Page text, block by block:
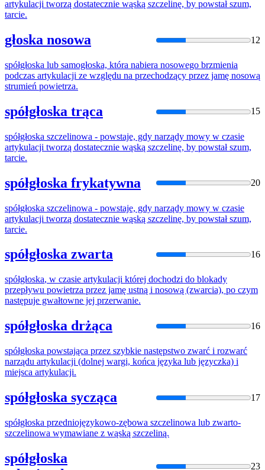
artykulacji tworzą dostatecznie wąską szczelinę, by powstał szum,
tarcie.
głoska nosowa 12
spółgłoska lub samogłoska, która nabiera nosowego brzmienia
podczas artykulacji ze względu na przechodzący przez jamę nosową
strumień powietrza.
spółgłoska trąca 15
spółgłoska szczelinowa - powstaje, gdy narządy mowy w czasie
artykulacji tworzą dostatecznie wąską szczelinę, by powstał szum,
tarcie.
spółgłoska frykatywna 20
spółgłoska szczelinowa - powstaje, gdy narządy mowy w czasie
artykulacji tworzą dostatecznie wąską szczelinę, by powstał szum,
tarcie.
spółgłoska zwarta 16
spółgłoska, w czasie artykulacji której dochodzi do blokady
przepływu powietrza przez jamę ustną i nosową (zwarcia), po czym
następuje gwałtowne jej przerwanie.
spółgłoska drżąca 16
spółgłoska powstająca przez szybkie następstwo zwarć i rozwarć
narządu artykulacji (dolnej wargi, końca języka lub języczka) i
miejsca artykulacji.
spółgłoska sycząca 17
spółgłoska przedniojęzykowo-zębowa szczelinowa lub zwarto-
szczelinowa wymawiane z wąską szczeliną.
spółgłoska
23